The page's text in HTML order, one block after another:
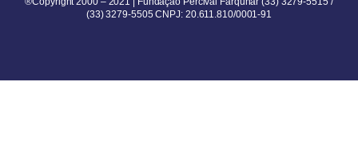
(33) 3279-5505 CNPJ: 20.611.810/0001-91